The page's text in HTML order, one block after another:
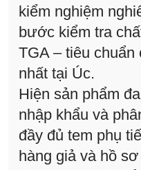
kiểm nghiệm
bước kiểm tra
TGA – tiêu
nhất tại Úc.
Hiện sản phẩm
nhập khẩu và
đầy đủ tem phụ
hàng giả và hồ